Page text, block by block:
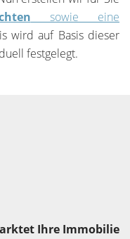
sowie eine
wird auf Basis dieser
festgelegt.
Ihre Immobilie